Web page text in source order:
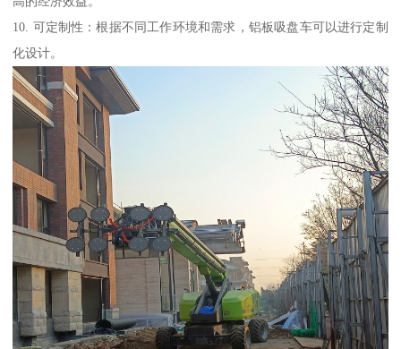
10. 可定制性：根据不同工作环境和需求，铝板吸盘车可以进行定制
化设计。